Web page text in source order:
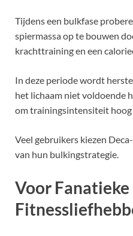
Tijdens een bulkfase
spiermassa op te bouwen
krachttraining en een
In deze periode wordt
het lichaam niet voldoende
om trainingsintensiteit hoog
Veel gebruikers kiezen
van hun bulkingstrategie.
Voor Fanatieke